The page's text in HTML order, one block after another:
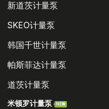
新道茨计量泵
SKEO计量泵
韩国千世计量泵
帕斯菲达计量泵
道茨计量泵
米顿罗计量泵 NEW